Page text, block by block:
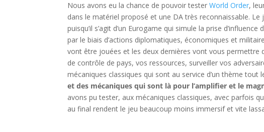
Nous avons eu la chance de pouvoir testerWorld Order,
dans le matériel proposé et une DA très reconnaissable.
puisqu’il s’agit d’un Eurogame qui simule la prise
par le biais d’actions diplomatiques, économiques et
vont être jouées et les deux dernières vont vous permettre
de contrôle de pays, vos ressources, surveiller vos
mécaniques classiques qui sont au service d’un thème tout
et des mécaniques qui sont là pour l’amplifier et le
avons pu tester, aux mécaniques classiques, avec parfois
au final rendent le jeu beaucoup moins immersif et vite